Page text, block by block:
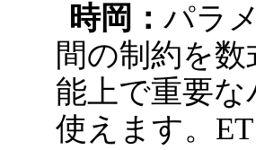
時岡： パラ
間の制約を
能上で重要
使えます。